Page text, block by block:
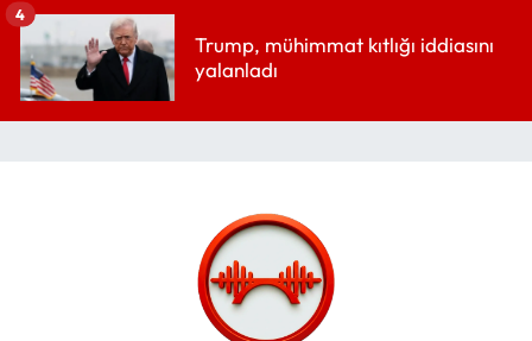
Trump, mühimmat kıtlığı iddiasını
yalanladı
4